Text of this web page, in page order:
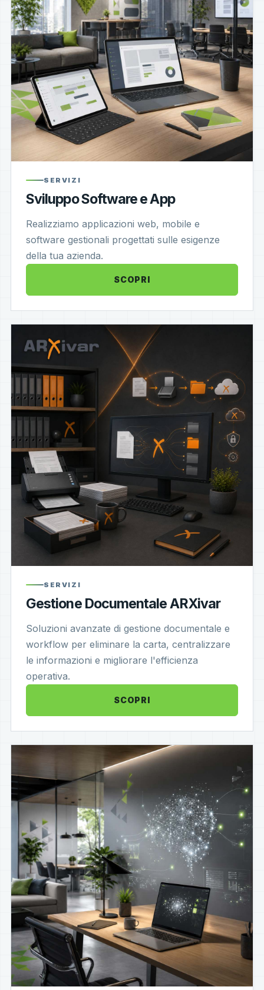
SERVIZI
Sviluppo Software e App
Realizziamo applicazioni web, mobile e
software gestionali progettati sulle esigenze
della tua azienda.
SCOPRI
SERVIZI
Gestione Documentale ARXivar
Soluzioni avanzate di gestione documentale e
workflow per eliminare la carta, centralizzare
le informazioni e migliorare l'efficienza
operativa.
SCOPRI